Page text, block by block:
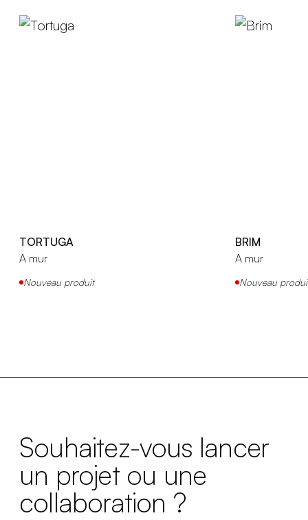
TORTUGA
A mur
Nouveau produit
BRIM
A mur
Nouveau
Souhaitez-vous lancer
un projet ou une
collaboration ?